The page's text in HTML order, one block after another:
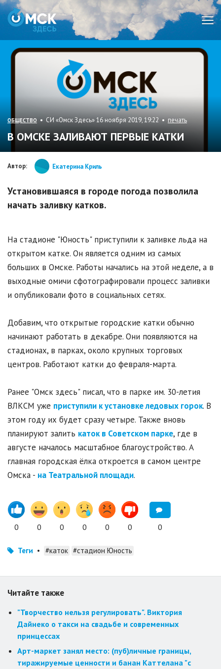
ОБЩЕСТВО • СИ «Омск Здесь» 16 ноября 2019, 19:22 • печать
В ОМСКЕ ЗАЛИВАЮТ ПЕРВЫЕ КАТКИ
Автор: Екатерина Криль
Установившаяся в городе погода позволила
начать заливку катков.
На стадионе "Юность" приступили к заливке льда на
открытом катке. Он является одним из самых
больших в Омске. Работы начались на этой неделе, а в
выходные омичи сфотографировали процесс заливки
и опубликовали фото в социальных сетях.
Добавим, что открытые городские катки обычно
начинают работать в декабре. Они появляются на
стадионах, в парках, около крупных торговых
центров. Работают катки до февраля-марта.
Ранее "Омск здесь" писал, что в парке им. 30-летия
ВЛКСМ уже приступили к установке ледовых горок. В
этом году их будет сразу четыре. Также вновь
планируют залить каток в Советском парке, где в
августе началось масштабное благоустройство. А
главная городская ёлка откроется в самом центре
Омска - на Театральной площади.
0 0 0 0 0 0 0
Теги • #каток #стадион Юность
Читайте также
"Творчество нельзя регулировать". Виктория
Дайнеко о такси на свадьбе и современных
принцессах
Арт-маркет занял место: (пуб)личные границы,
тиражируемые ценности и банан Каттелана "с